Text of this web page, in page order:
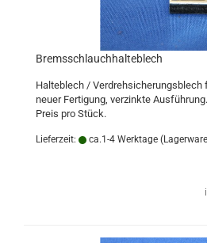
Bremsschlauchhalteblech
Halteblech / Verdrehsicherungsblech
neuer Fertigung, verzinkte Ausführung.
Preis pro Stück.
Lieferzeit: ca.1-4 Werktage